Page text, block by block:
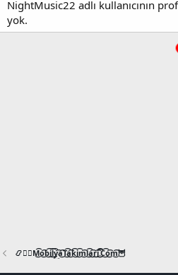
NightMusic22 adlı kullanıcının
yok.
📿🧙‍♂️M͜͡o͜͡b͜͡i͜͡l͜͡y͜͡a͜͡T͜͡a͜͡k͜͡i͜͡m͜͡l͜͡a͜͡r͜͡i͜͡.͜͡C͜͡o͜͡m͜͡🦉